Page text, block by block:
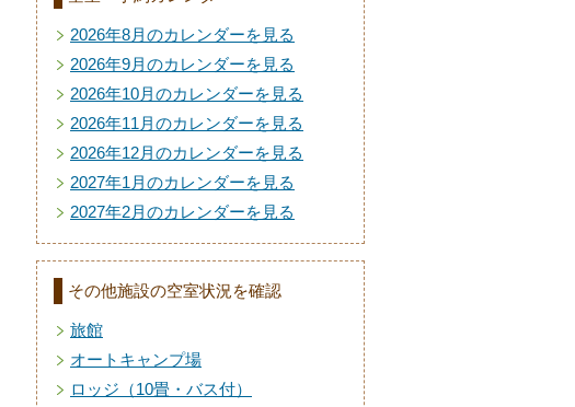
2026年8月のカレンダーを見る
2026年9月のカレンダーを見る
2026年10月のカレンダーを見る
2026年11月のカレンダーを見る
2026年12月のカレンダーを見る
2027年1月のカレンダーを見る
2027年2月のカレンダーを見る
その他施設の空室状況を確認
旅館
オートキャンプ場
ロッジ（10畳・バス付）